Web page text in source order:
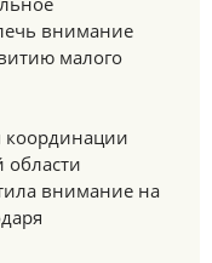
внимание
малого
координации
области
внимание на